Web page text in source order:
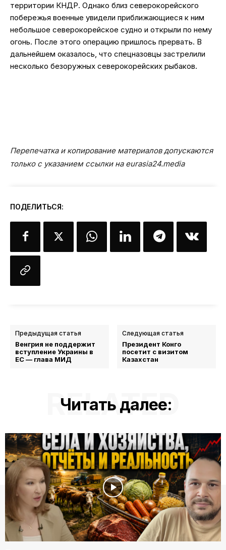
территории КНДР. Однако близ северокорейского
побережья военные увидели приближающиеся к ним
небольшое северокорейское судно и открыли по нему
огонь. После этого операцию пришлось прервать. В
дальнейшем оказалось, что спецназовцы застрелили
несколько безоружных северокорейских рыбаков.
Перепечатка и копирование материалов допускаются
только с указанием ссылки на eurasia24.media
ПОДЕЛИТЬСЯ:
Предыдущая статья
Венгрия не поддержит
вступление Украины в
ЕС — глава МИД
Следующая статья
Президент Конго
посетит с визитом
Казахстан
Читать далее:
RELATED